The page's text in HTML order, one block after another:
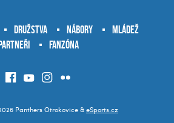
Družstva Nábory
Mládež
Partneři
Fanzóna
Panthers Otrokovice & eSports.cz